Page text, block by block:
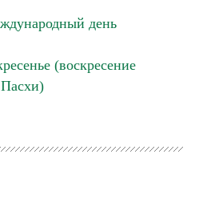
день
(воскресение